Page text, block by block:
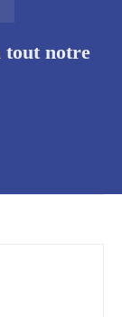
tout notre